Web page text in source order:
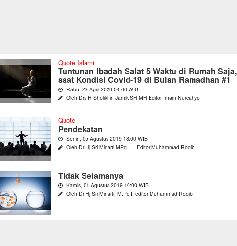
Quote Islami
Tuntunan Ibadah Salat 5 Waktu di Rumah Saja,
saat Kondisi Covid-19 di Bulan Ramadhan #1
Rabu, 29 April 2020 04:00 WIB
Oleh Drs H Sholikhin Jamik SH MH Editor Imam Nurcahyo
Quote
Pendekatan
Senin, 05 Agustus 2019 18:00 WIB
Oleh Dr Hj Sri Minarti MPd.I Editor Muhammad Roqib
Tidak Selamanya
Kamis, 01 Agustus 2019 10:00 WIB
Oleh Dr Hj Sri Minarti, M.Pd.I, editor Muhammad Roqib